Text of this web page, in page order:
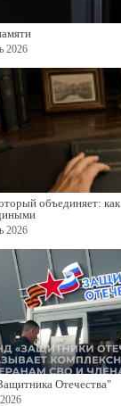
2026
объединяет:
2026
Отечества"